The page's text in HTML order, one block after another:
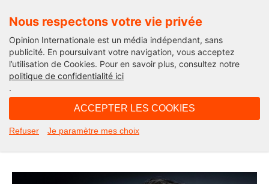
Nous respectons votre vie privée
Opinion Internationale est un média indépendant, sans
publicité. En poursuivant votre navigation, vous acceptez
l’utilisation de Cookies. Pour en savoir plus, consultez notre
politique de confidentialité ici
.
ACCEPTER LES COOKIES
Refuser Je paramètre mes choix
#JeSuisCharlie
Riss raconte la tuerie de Charlie